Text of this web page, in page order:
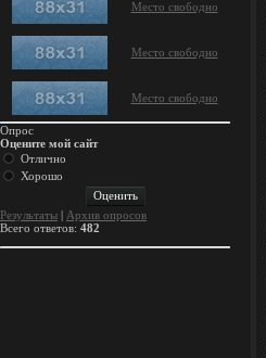
Место свободно
Место свободно
Место свободно
Опрос
Оцените мой сайт
Отлично
Хорошо
Результаты | Архив опросов
Всего ответов: 482